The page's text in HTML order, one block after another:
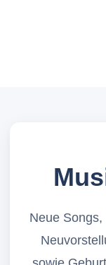
Neue